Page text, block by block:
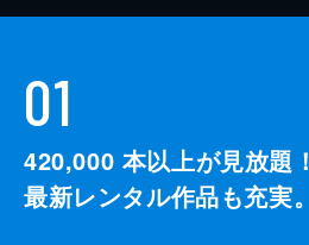
01
420,000 本以上が見放題！
最新レンタル作品も充実。